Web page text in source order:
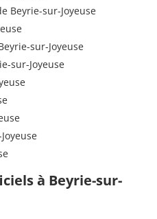
Beyrie-sur-Joyeuse
sur-Joyeuse
sur-Joyeuse
à Beyrie-sur-